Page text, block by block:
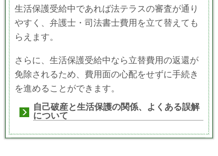
生活保護受給中であれば法テラスの審査が通り
やすく、弁護士・司法書士費用を立て替えても
らえます。
さらに、生活保護受給中なら立替費用の返還が
免除されるため、費用面の心配をせずに手続き
を進めることができます。
自己破産と生活保護の関係、よくある誤解
について